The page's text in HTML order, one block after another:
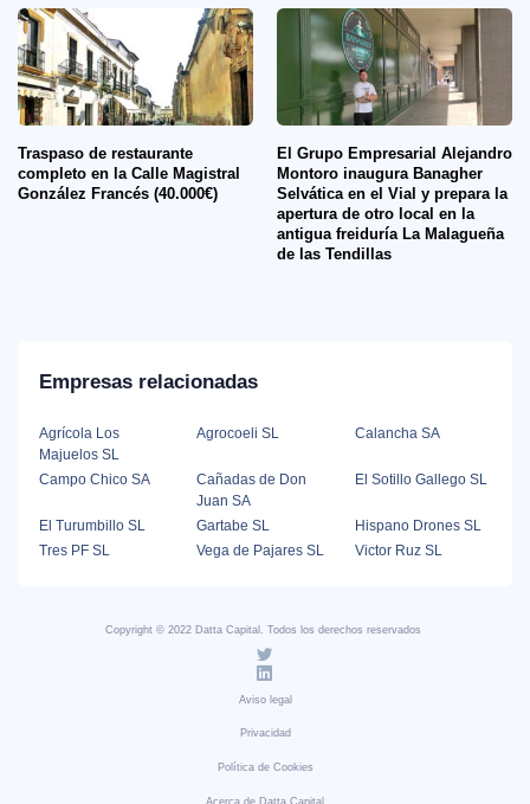
Traspaso de restaurante
completo en la Calle Magistral
González Francés (40.000€)
El Grupo Empresarial Alejandro
Montoro inaugura Banagher
Selvática en el Vial y prepara la
apertura de otro local en la
antigua freiduría La Malagueña
de las Tendillas
Empresas relacionadas
Agrícola Los
Majuelos SL
Agrocoeli SL Calancha SA
Campo Chico SA
Cañadas de Don
Juan SA
El Sotillo Gallego SL
El Turumbillo SL Gartabe SL
Hispano Drones SL
Tres PF SL
Vega de Pajares SL Victor Ruz SL
Copyright © 2022 Datta Capital. Todos los derechos reservados
Aviso legal
Privacidad
Política de Cookies
Acerca de Datta Capital